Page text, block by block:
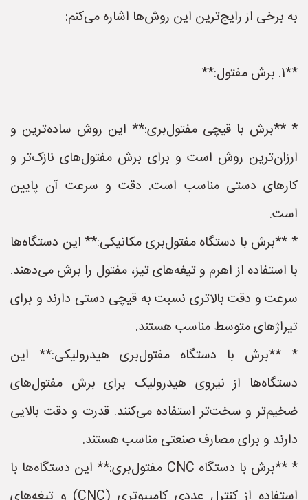
به برخی از رایج‌ترین این روش‌ها اشاره می‌کنم:
**1. برش مفتول:**
* **برش با قیچی مفتول‌بری:** این روش ساده‌ترین و
ارزان‌ترین روش است و برای برش مفتول‌های نازک‌تر و
کارهای دستی مناسب است. دقت و سرعت آن پایین
است.
* **برش با دستگاه مفتول‌بری مکانیکی:** این دستگاه‌ها
با استفاده از اهرم و تیغه‌های تیز، مفتول را برش می‌دهند.
سرعت و دقت بالاتری نسبت به قیچی دستی دارند و برای
تیراژهای متوسط مناسب هستند.
* **برش با دستگاه مفتول‌بری هیدرولیکی:** این
دستگاه‌ها از نیروی هیدرولیک برای برش مفتول‌های
ضخیم‌تر و سخت‌تر استفاده می‌کنند. قدرت و دقت بالایی
دارند و برای مصارف صنعتی مناسب هستند.
* **برش با دستگاه CNC مفتول‌بری:** این دستگاه‌ها با